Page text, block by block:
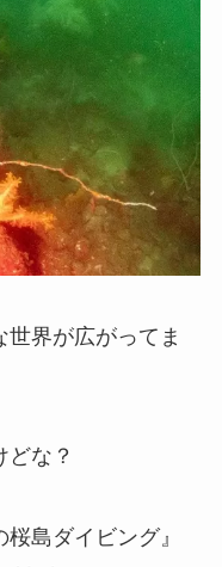
世界が広がってま
な？
島ダイビング』